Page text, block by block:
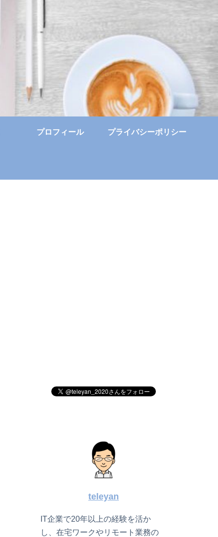
プロフィール プライバシーポリシー
teleyan
IT企業で20年以上の経験を活か
し、在宅ワークやリモート業務の